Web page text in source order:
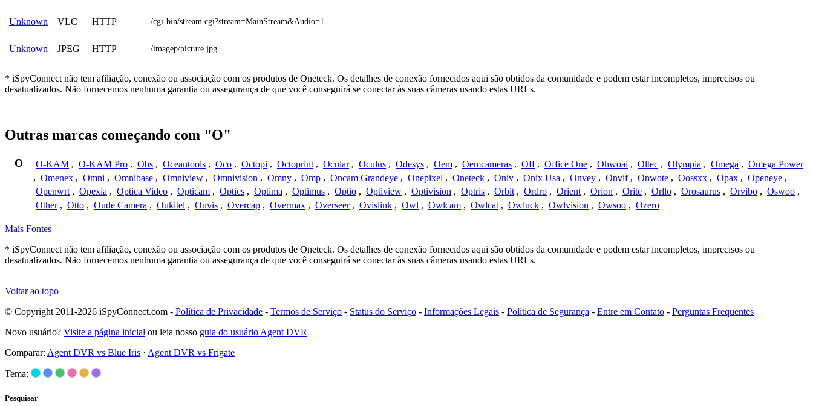
Unknown VLC HTTP /cgi-bin/stream.cgi?stream=MainStream&Audio=1
Unknown JPEG HTTP /imagep/picture.jpg
* iSpyConnect não tem afiliação, conexão ou associação com os produtos de Oneteck. Os detalhes de conexão fornecidos aqui são obtidos da comunidade e podem estar incompletos, imprecisos ou
desatualizados. Não fornecemos nenhuma garantia ou assegurança de que você conseguirá se conectar às suas câmeras usando estas URLs.
Outras marcas começando com "O"
O O-KAM , O-KAM Pro , Obs , Oceantools , Oco , Octopi , Octoprint , Ocular , Oculus , Odesys , Oem , Oemcameras , Off , Office One , Ohwoai , Oltec , Olympia , Omega , Omega Power
, Omenex , Omni , Omnibase , Omniview , Omnivision , Omny , Omp , Oncam Grandeye , Onepixel , Oneteck , Oniv , Onix Usa , Onvey , Onvif , Onwote , Oossxx , Opax , Openeye ,
Openwrt , Opexia , Optica Video , Opticam , Optics , Optima , Optimus , Optio , Optiview , Optivision , Optris , Orbit , Ordro , Orient , Orion , Orite , Orllo , Orosaurus , Orvibo , Oswoo ,
Other , Otto , Oude Camera , Oukitel , Ouvis , Overcap , Overmax , Overseer , Ovislink , Owl , Owlcam , Owlcat , Owluck , Owlvision , Owsoo , Ozero
Mais Fontes
* iSpyConnect não tem afiliação, conexão ou associação com os produtos de Oneteck. Os detalhes de conexão fornecidos aqui são obtidos da comunidade e podem estar incompletos, imprecisos ou
desatualizados. Não fornecemos nenhuma garantia ou assegurança de que você conseguirá se conectar às suas câmeras usando estas URLs.
Voltar ao topo
© Copyright 2011-2026 iSpyConnect.com - Política de Privacidade - Termos de Serviço - Status do Serviço - Informações Legais - Política de Segurança - Entre em Contato - Perguntas Frequentes
Novo usuário? Visite a página inicial ou leia nosso guia do usuário Agent DVR
Comparar: Agent DVR vs Blue Iris · Agent DVR vs Frigate
Tema:
Pesquisar